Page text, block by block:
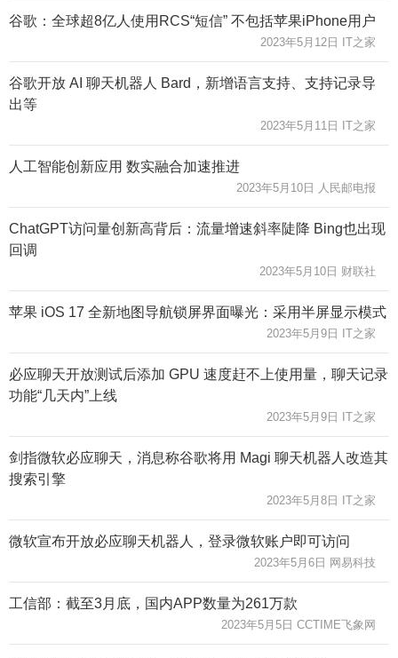
谷歌：全球超8亿人使用RCS“短信” 不包括苹果iPhone用户
2023年5月12日 IT之家
谷歌开放 AI 聊天机器人 Bard，新增语言支持、支持记录导
出等
2023年5月11日 IT之家
人工智能创新应用 数实融合加速推进
2023年5月10日 人民邮电报
ChatGPT访问量创新高背后：流量增速斜率陡降 Bing也出现
回调
2023年5月10日 财联社
苹果 iOS 17 全新地图导航锁屏界面曝光：采用半屏显示模式
2023年5月9日 IT之家
必应聊天开放测试后添加 GPU 速度赶不上使用量，聊天记录
功能“几天内”上线
2023年5月9日 IT之家
剑指微软必应聊天，消息称谷歌将用 Magi 聊天机器人改造其
搜索引擎
2023年5月8日 IT之家
微软宣布开放必应聊天机器人，登录微软账户即可访问
2023年5月6日 网易科技
工信部：截至3月底，国内APP数量为261万款
2023年5月5日 CCTIME飞象网